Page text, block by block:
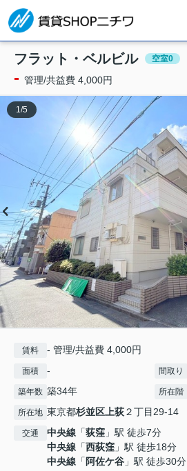
フラット・ベルビル 空室0
- 管理/共益費 4,000円
1 /5
賃料 - 管理/共益費 4,000円
面積 - 間取り
築年数 築34年 所在階
所在地 東京都杉並区 上荻２丁目29-14
交通 中央線 「荻窪 」駅 徒歩7分
中央線 「西荻窪 」駅 徒歩18分
中央線 「 阿佐ケ谷 」駅 徒歩30分